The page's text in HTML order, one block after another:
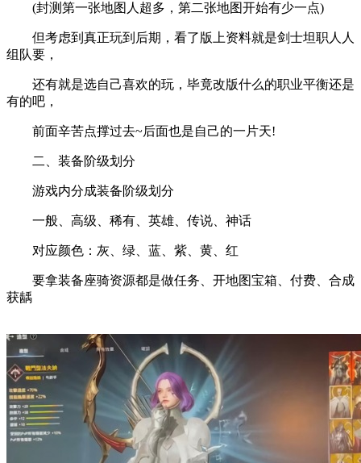
(封测第一张地图人超多，第二张地图开始有少一点)
但考虑到真正玩到后期，看了版上资料就是剑士坦职人人
组队要，
还有就是选自己喜欢的玩，毕竟改版什么的职业平衡还是
有的吧，
前面辛苦点撑过去~后面也是自己的一片天!
二、装备阶级划分
游戏内分成装备阶级划分
一般、高级、稀有、英雄、传说、神话
对应颜色：灰、绿、蓝、紫、黄、红
要拿装备座骑资源都是做任务、开地图宝箱、付费、合成
获龋